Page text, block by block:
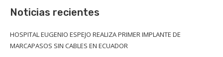
Noticias recientes
HOSPITAL EUGENIO ESPEJO REALIZA PRIMER IMPLANTE DE
MARCAPASOS SIN CABLES EN ECUADOR